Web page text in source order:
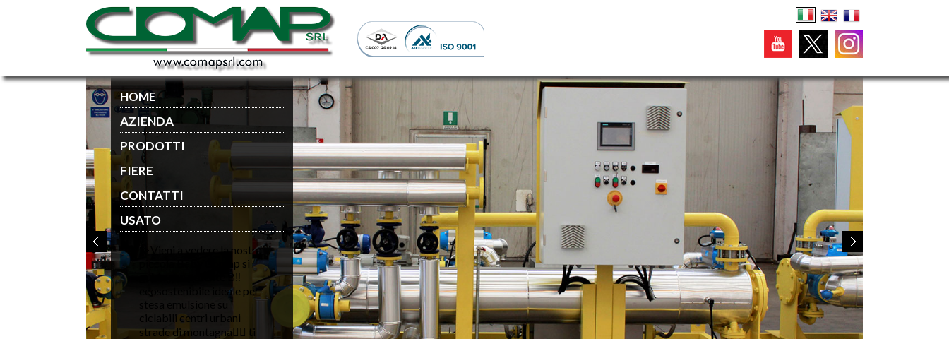
HOME
AZIENDA
PRODOTTI
FIERE
CONTATTI
USATO
💫Vieni a vedere la nostra
piccola Baby Comap si
guida con patente B‼️
ecosostenibile ideale per
stesa emulsione su
ciclabili centri urbani
strade di montagna👉🏼 ti